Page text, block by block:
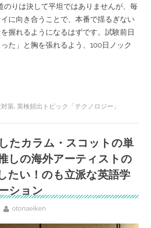
のりは決して平坦ではありませんが、毎
に向き合うことで、本番で揺るぎない
握れるようになるはずです。試験前日
た」と胸を張れるよう、100日ノック
策, 英検頻出トピック「テクノロジー」
たカラム・スコットの単
しの海外アーティストの
たい！のも立派な英語学
ション
By
otonaeiken